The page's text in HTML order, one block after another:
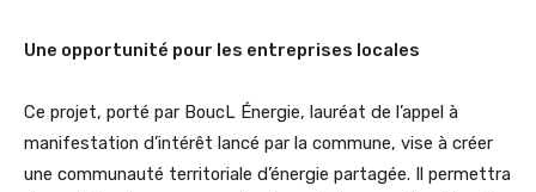
Une opportunité pour les entreprises locales
Ce projet, porté par BoucL Énergie, lauréat de l’appel à
manifestation d’intérêt lancé par la commune, vise à créer
une communauté territoriale d’énergie partagée. Il permettra